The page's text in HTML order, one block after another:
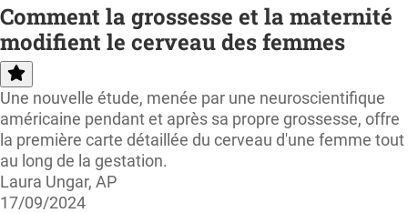
Comment la grossesse et la maternité
modifient le cerveau des femmes
Une nouvelle étude, menée par une neuroscientifique
américaine pendant et après sa propre grossesse, offre
la première carte détaillée du cerveau d'une femme tout
au long de la gestation.
Laura Ungar, AP
17/09/2024